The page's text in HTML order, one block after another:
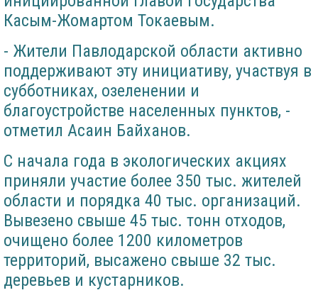
Касым-Жомартом Токаевым.
- Жители Павлодарской области активно
поддерживают эту инициативу, участвуя в
субботниках, озеленении и
благоустройстве населенных пунктов, -
отметил Асаин Байханов.
С начала года в экологических акциях
приняли участие более 350 тыс. жителей
области и порядка 40 тыс. организаций.
Вывезено свыше 45 тыс. тонн отходов,
очищено более 1200 километров
территорий, высажено свыше 32 тыс.
деревьев и кустарников.